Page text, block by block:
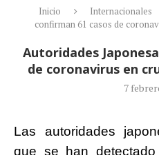
Inicio Internacionales
confirman 61 casos de
Autoridades
de coronavirus en
7
Las autoridades
que se han